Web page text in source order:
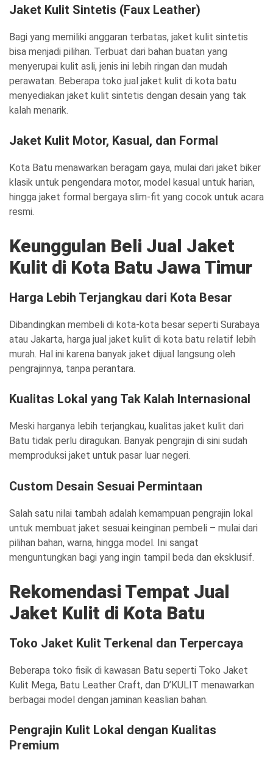
Jaket Kulit Sintetis (Faux Leather)
Bagi yang memiliki anggaran terbatas, jaket kulit sintetis
bisa menjadi pilihan. Terbuat dari bahan buatan yang
menyerupai kulit asli, jenis ini lebih ringan dan mudah
perawatan. Beberapa toko jual jaket kulit di kota batu
menyediakan jaket kulit sintetis dengan desain yang tak
kalah menarik.
Jaket Kulit Motor, Kasual, dan Formal
Kota Batu menawarkan beragam gaya, mulai dari jaket biker
klasik untuk pengendara motor, model kasual untuk harian,
hingga jaket formal bergaya slim-fit yang cocok untuk acara
resmi.
Keunggulan Beli Jual Jaket
Kulit di Kota Batu Jawa Timur
Harga Lebih Terjangkau dari Kota Besar
Dibandingkan membeli di kota-kota besar seperti Surabaya
atau Jakarta, harga jual jaket kulit di kota batu relatif lebih
murah. Hal ini karena banyak jaket dijual langsung oleh
pengrajinnya, tanpa perantara.
Kualitas Lokal yang Tak Kalah Internasional
Meski harganya lebih terjangkau, kualitas jaket kulit dari
Batu tidak perlu diragukan. Banyak pengrajin di sini sudah
memproduksi jaket untuk pasar luar negeri.
Custom Desain Sesuai Permintaan
Salah satu nilai tambah adalah kemampuan pengrajin lokal
untuk membuat jaket sesuai keinginan pembeli – mulai dari
pilihan bahan, warna, hingga model. Ini sangat
menguntungkan bagi yang ingin tampil beda dan eksklusif.
Rekomendasi Tempat Jual
Jaket Kulit di Kota Batu
Toko Jaket Kulit Terkenal dan Terpercaya
Beberapa toko fisik di kawasan Batu seperti Toko Jaket
Kulit Mega, Batu Leather Craft, dan D’KULIT menawarkan
berbagai model dengan jaminan keaslian bahan.
Pengrajin Kulit Lokal dengan Kualitas
Premium